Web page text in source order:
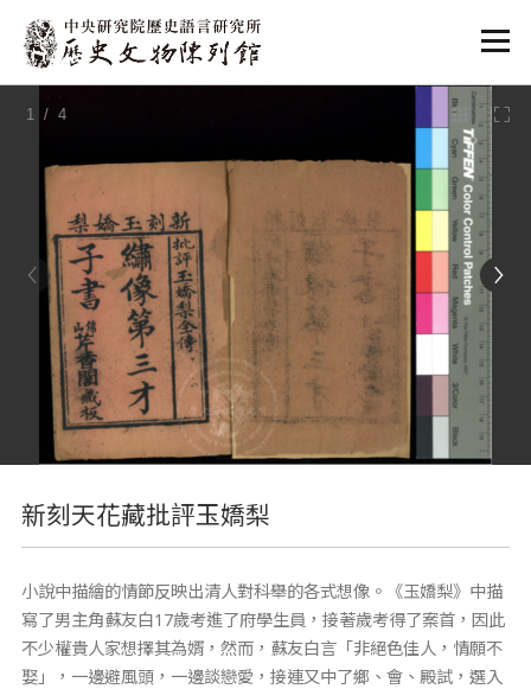
:::
1 / 4
新刻天花藏批評玉嬌梨
小說中描繪的情節反映出清人對科舉的各式想像。《玉嬌梨》中描
寫了男主角蘇友白17歲考進了府學生員，接著歲考得了案首，因此
不少權貴人家想擇其為婿，然而，蘇友白言「非絕色佳人，情願不
娶」，一邊避風頭，一邊談戀愛，接連又中了鄉、會、殿試，選入